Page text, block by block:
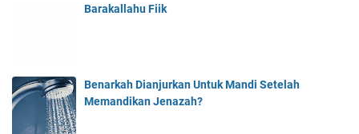
Barakallahu Fiik
Benarkah Dianjurkan Untuk Mandi Setelah
Memandikan Jenazah?